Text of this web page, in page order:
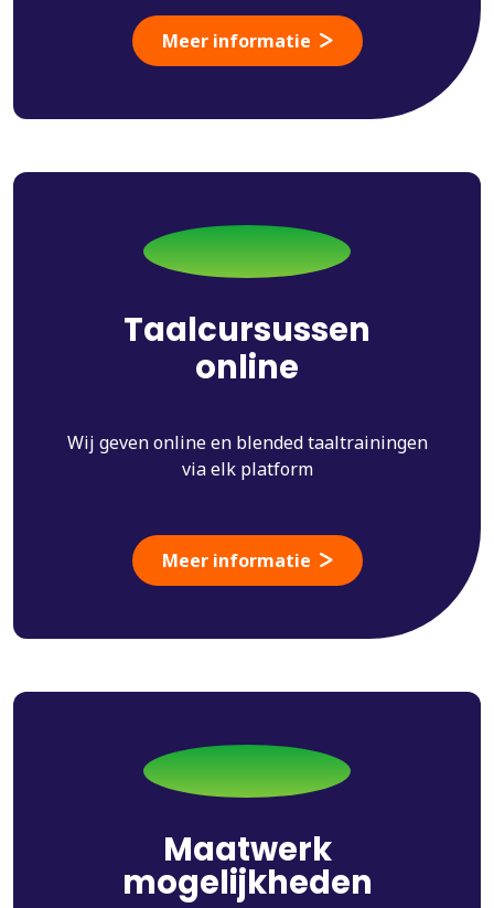
Meer informatie
Taalcursussen
online
Wij geven online en blended taaltrainingen
via elk platform
Meer informatie
Maatwerk
mogelijkheden